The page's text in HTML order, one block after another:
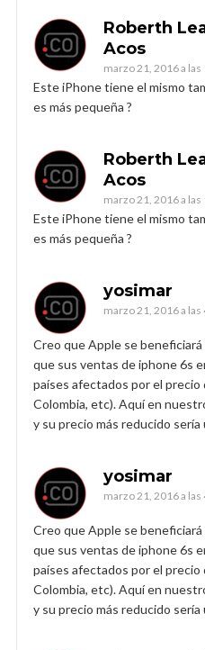
Roberth
Acos
marzo 21, 2016 a las
Este iPhone tiene el mismo
es más pequeña ?
Roberth
Acos
marzo 21, 2016 a las
Este iPhone tiene el mismo
es más pequeña ?
yosimar
marzo 21, 2016 a las
Creo que Apple se
que sus ventas de iphone 6s
países afectados por el precio
Colombia, etc). Aquí en
y su precio más reducido
yosimar
marzo 21, 2016 a las
Creo que Apple se
que sus ventas de iphone 6s
países afectados por el precio
Colombia, etc). Aquí en
y su precio más reducido